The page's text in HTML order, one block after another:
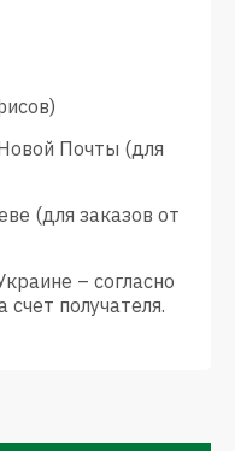
Почты (для
(для заказов от
– согласно
получателя.